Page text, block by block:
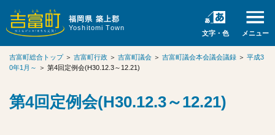
福岡県 築上郡
Yoshitomi Town
文字・色 メニュー
吉富町総合トップ＞ 吉富町行政 ＞ 吉富町議会 ＞ 吉富町議会本会議会議録 ＞ 平成3
0年1月～ ＞ 第4回定例会(H30.12.3～12.21)
第4回定例会(H30.12.3～12.21)